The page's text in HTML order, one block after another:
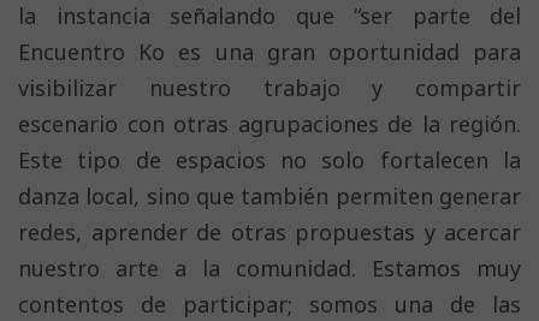
la instancia señalando que “ser parte del
Encuentro Ko es una gran oportunidad para
visibilizar nuestro trabajo y compartir
escenario con otras agrupaciones de la región.
Este tipo de espacios no solo fortalecen la
danza local, sino que también permiten generar
redes, aprender de otras propuestas y acercar
nuestro arte a la comunidad. Estamos muy
contentos de participar; somos una de las